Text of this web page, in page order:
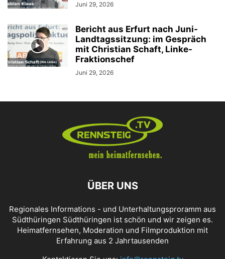
Juni 29, 2026
Bericht aus Erfurt nach Juni-
Landtagssitzung: im Gespräch
mit Christian Schaft, Linke-
Fraktionschef
Juni 29, 2026
ÜBER UNS
Regionales Informations - und Unterhaltungsproramm aus
Südthüringen Südthüringen ist schön und wir zeigen es.
Heimatfernsehen, Moderation und Filmproduktion mit
Erfahrung aus 2 Jahrtausenden